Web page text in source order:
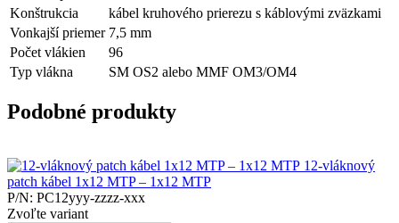
Konštrukcia
kábel kruhového prierezu s káblovými zväzkami
Vonkajší priemer 7,5 mm
Počet vlákien
96
Typ vlákna
SM OS2 alebo MMF OM3/OM4
Podobné produkty
12-vláknový
patch kábel 1x12 MTP – 1x12 MTP
P/N: PC12yyy-zzzz-xxx
Zvoľte variant